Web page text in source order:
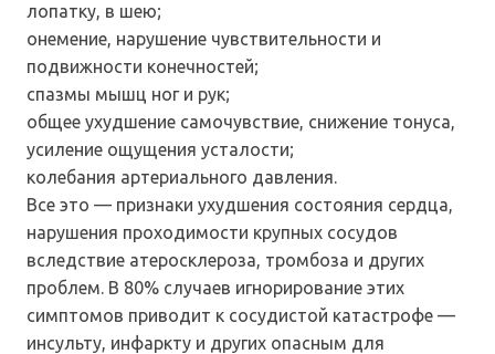
лопатку, в шею;
онемение, нарушение чувствительности и
подвижности конечностей;
спазмы мышц ног и рук;
общее ухудшение самочувствие, снижение тонуса,
усиление ощущения усталости;
колебания артериального давления.
Все это — признаки ухудшения состояния сердца,
нарушения проходимости крупных сосудов
вследствие атеросклероза, тромбоза и других
проблем. В 80% случаев игнорирование этих
симптомов приводит к сосудистой катастрофе —
инсульту, инфаркту и других опасным для